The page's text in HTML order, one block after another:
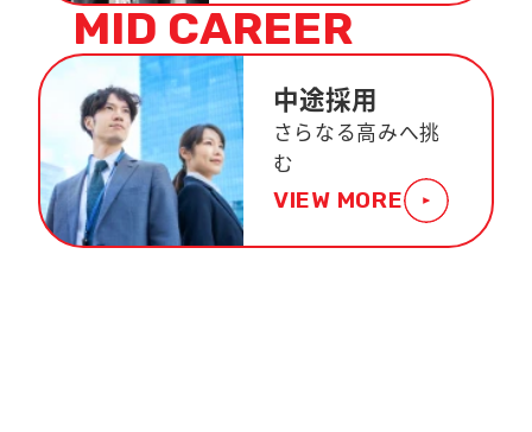
MID CAREER
中途採用
さらなる高みへ挑
む
VIEW MORE